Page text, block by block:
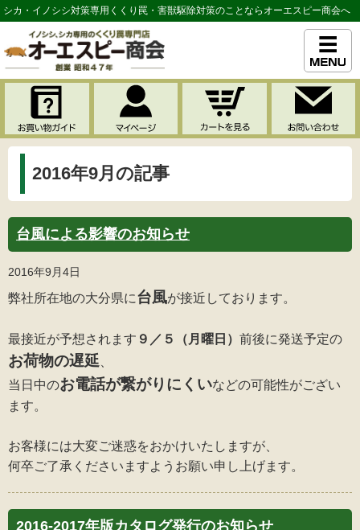
シカ・イノシシ対策専用くくり罠・害獣駆除対策のことならオーエスピー商会へ
2016年9月の記事
台風による影響のお知らせ
2016年9月4日
弊社所在地の大分県に台風が接近しております。
最接近が予想されます ９／５（月曜日） 前後に発送予定の
お荷物の遅延、
当日中のお電話が繋がりにくいなどの可能性がござい
ます。
お客様には大変ご迷惑をおかけいたしますが、
何卒ご了承くださいますようお願い申し上げます。
2016-2017年版カタログ発行のお知らせ